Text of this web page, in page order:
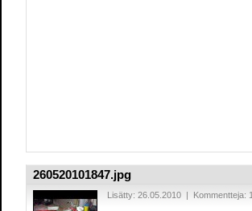
260520101847.jpg
Lisätty: 26.05.2010 | Kommentteja: 1